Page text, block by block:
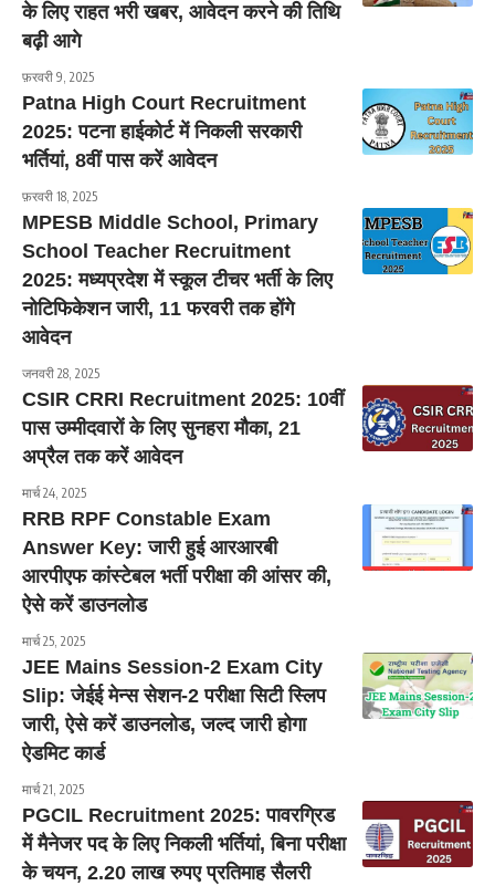
के लिए राहत भरी खबर, आवेदन करने की तिथि
बढ़ी आगे
फ़रवरी 9, 2025
Patna High Court Recruitment
2025: पटना हाईकोर्ट में निकली सरकारी
भर्तियां, 8वीं पास करें आवेदन
फ़रवरी 18, 2025
MPESB Middle School, Primary
School Teacher Recruitment
2025: मध्यप्रदेश में स्कूल टीचर भर्ती के लिए
नोटिफिकेशन जारी, 11 फरवरी तक होंगे
आवेदन
जनवरी 28, 2025
CSIR CRRI Recruitment 2025: 10वीं
पास उम्मीदवारों के लिए सुनहरा मौका, 21
अप्रैल तक करें आवेदन
मार्च 24, 2025
RRB RPF Constable Exam
Answer Key: जारी हुई आरआरबी
आरपीएफ कांस्टेबल भर्ती परीक्षा की आंसर की,
ऐसे करें डाउनलोड
मार्च 25, 2025
JEE Mains Session-2 Exam City
Slip: जेईई मेन्स सेशन-2 परीक्षा सिटी स्लिप
जारी, ऐसे करें डाउनलोड, जल्द जारी होगा
ऐडमिट कार्ड
मार्च 21, 2025
PGCIL Recruitment 2025: पावरग्रिड
में मैनेजर पद के लिए निकली भर्तियां, बिना परीक्षा
के चयन, 2.20 लाख रुपए प्रतिमाह सैलरी